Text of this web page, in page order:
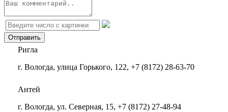
Ригла
г. Вологда, улица Горького, 122, +7 (8172) 28-63-70
Антей
г. Вологда, ул. Северная, 15, +7 (8172) 27-48-94